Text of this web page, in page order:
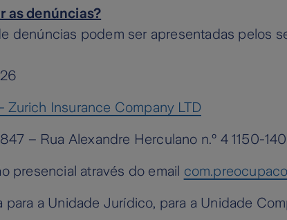
as denúncias?
denúncias podem ser apresentadas pelos
Zurich Insurance Company LTD
– Rua Alexandre Herculano n.º 4 1150-
presencial através do email
para a Unidade Jurídico, para a Unidade